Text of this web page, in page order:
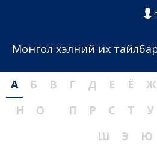
Монгол хэлний их
А Б В Г Д Е Ё Ж
Н
О П Р С Т У
Ш
Э Ю